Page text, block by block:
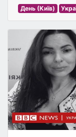
День (Київ)